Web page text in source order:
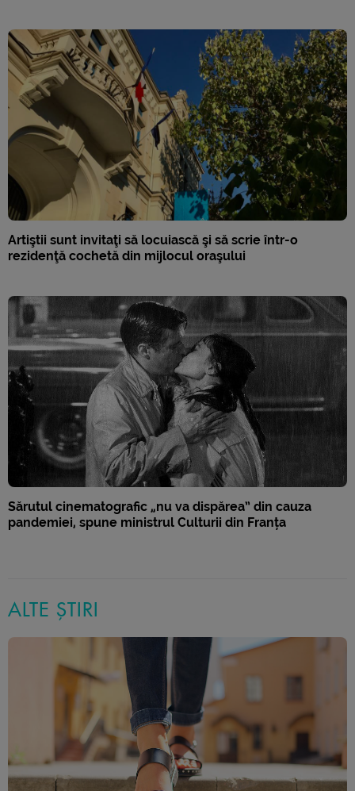
Artiştii sunt invitaţi să locuiască şi să scrie într-o
rezidenţă cochetă din mijlocul oraşului
Sărutul cinematografic „nu va dispărea” din cauza
pandemiei, spune ministrul Culturii din Franța
ALTE ȘTIRI